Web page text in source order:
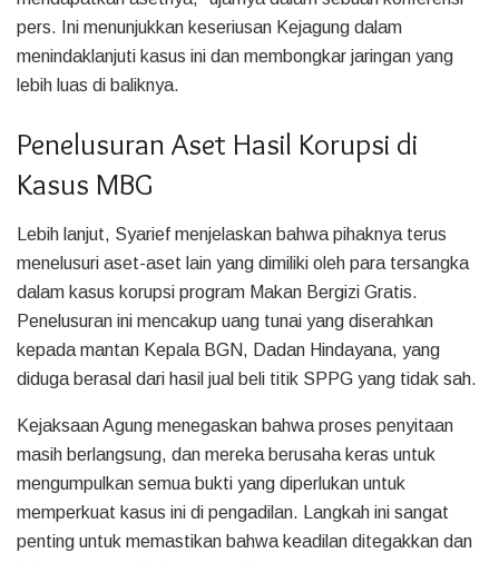
pers. Ini menunjukkan keseriusan Kejagung dalam
menindaklanjuti kasus ini dan membongkar jaringan yang
lebih luas di baliknya.
Penelusuran Aset Hasil Korupsi di
Kasus MBG
Lebih lanjut, Syarief menjelaskan bahwa pihaknya terus
menelusuri aset-aset lain yang dimiliki oleh para tersangka
dalam kasus korupsi program Makan Bergizi Gratis.
Penelusuran ini mencakup uang tunai yang diserahkan
kepada mantan Kepala BGN, Dadan Hindayana, yang
diduga berasal dari hasil jual beli titik SPPG yang tidak sah.
Kejaksaan Agung menegaskan bahwa proses penyitaan
masih berlangsung, dan mereka berusaha keras untuk
mengumpulkan semua bukti yang diperlukan untuk
memperkuat kasus ini di pengadilan. Langkah ini sangat
penting untuk memastikan bahwa keadilan ditegakkan dan